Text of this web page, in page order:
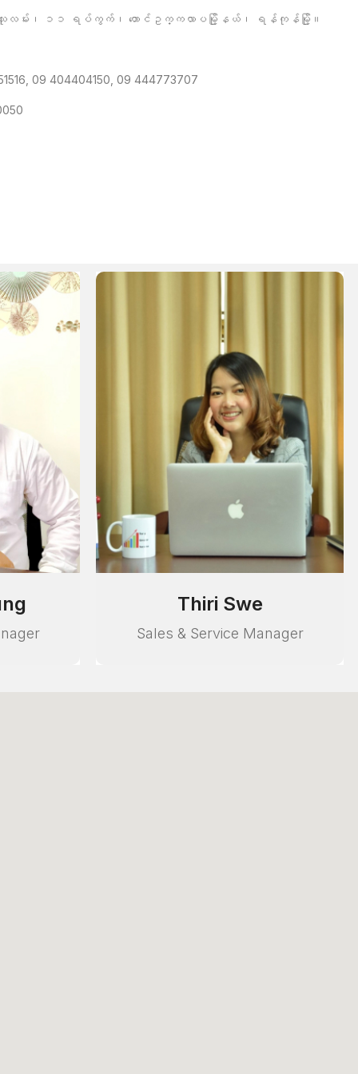
း၊ ၁၁ ရပ်ကွက်၊ တောင်ဥက္ကလာပမြို့နယ်၊ ရန်ကုန်မြို့။
09 404404150, 09 444773707
Than Win Aung
Sales & Service Manager